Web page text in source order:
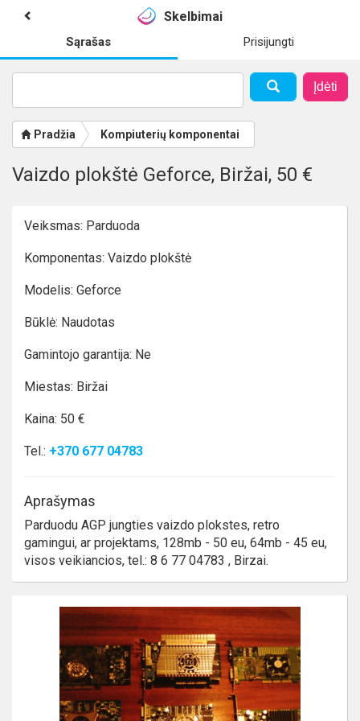
Skelbimai
Sąrašas Prisijungti
Įdėti
Pradžia Kompiuterių komponentai
Vaizdo plokštė Geforce, Biržai, 50 €
Veiksmas: Parduoda
Komponentas: Vaizdo plokštė
Modelis: Geforce
Būklė: Naudotas
Gamintojo garantija: Ne
Miestas: Biržai
Kaina: 50 €
Tel.: +370 677 04783
Aprašymas
Parduodu AGP jungties vaizdo plokstes, retro
gamingui, ar projektams, 128mb - 50 eu, 64mb - 45 eu,
visos veikiancios, tel.: 8 6 77 04783 , Birzai.